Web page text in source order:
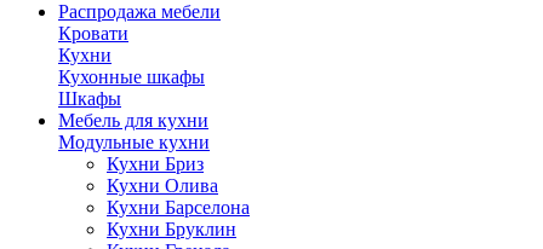
Распродажа мебели
Кровати
Кухни
Кухонные шкафы
Шкафы
Мебель для кухни
Модульные кухни
Кухни Бриз
Кухни Олива
Кухни Барселона
Кухни Бруклин